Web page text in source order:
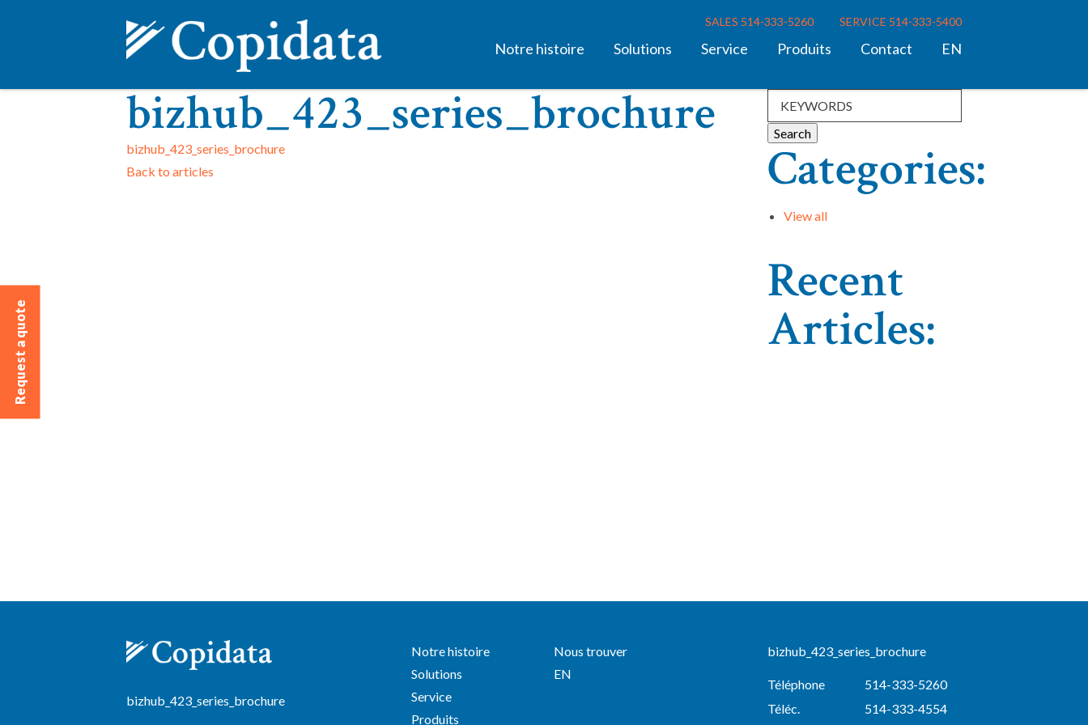
SALES 514-333-5260 SERVICE 514-333-5400
Notre histoire Solutions Service Produits Contact EN
Request a quote
bizhub_423_series_brochure
bizhub_423_series_brochure
Back to articles
Categories:
View all
Recent
Articles:
bizhub_423_series_brochure
Notre histoire
Solutions
Service
Produits
Nous trouver
EN
bizhub_423_series_brochure
Téléphone
514-333-5260
Téléc.
514-333-4554